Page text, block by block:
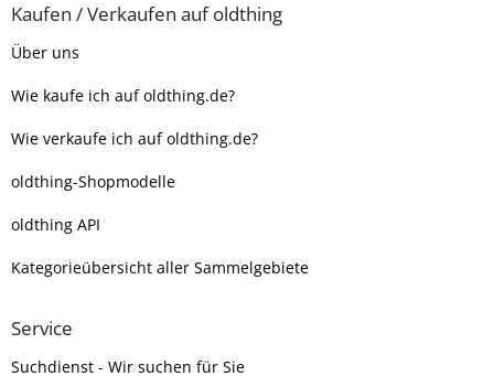
Kaufen / Verkaufen auf oldthing
Über uns
Wie kaufe ich auf oldthing.de?
Wie verkaufe ich auf oldthing.de?
oldthing-Shopmodelle
oldthing API
Kategorieübersicht aller Sammelgebiete
Service
Suchdienst - Wir suchen für Sie